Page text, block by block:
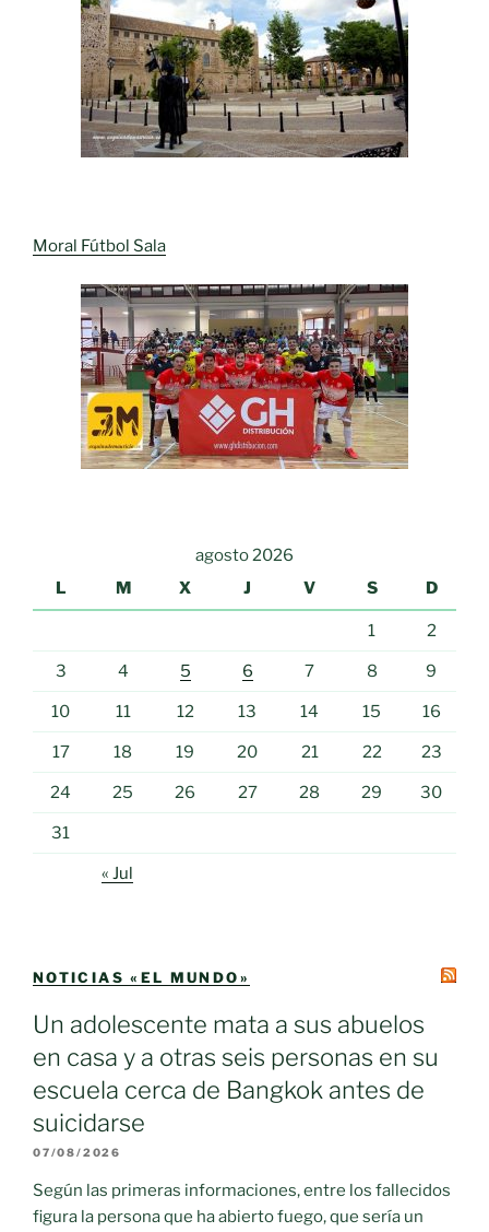
Moral Fútbol Sala
agosto 2026
L
M X J V S D
1 2
3 4 5 6 7 8 9
10 11 12 13 14 15 16
17 18 19 20 21 22 23
24 25 26 27 28 29 30
31
« Jul
NOTICIAS «EL MUNDO»
Un adolescente mata a sus abuelos
en casa y a otras seis personas en su
escuela cerca de Bangkok antes de
suicidarse
07/08/2026
Según las primeras informaciones, entre los fallecidos
figura la persona que ha abierto fuego, que sería un